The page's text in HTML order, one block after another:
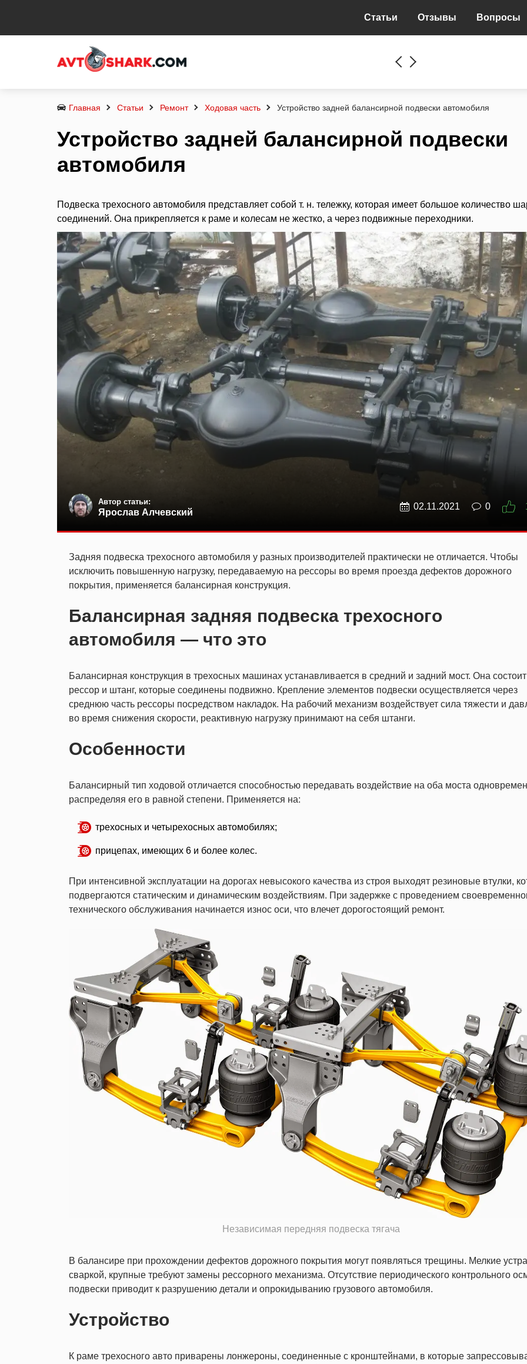
Статьи Отзывы Вопросы
Главная Статьи Ремонт Ходовая часть Устройство задней балансирной подвески автомобиля
Устройство задней балансирной подвески
автомобиля
Подвеска трехосного автомобиля представляет собой т. н. тележку, которая имеет большое количество
соединений. Она прикрепляется к раме и колесам не жестко, а через подвижные переходники.
Автор статьи:
Ярослав Алчевский
02.11.2021 0
Задняя подвеска трехосного автомобиля у разных производителей практически не отличается. Чтобы
исключить повышенную нагрузку, передаваемую на рессоры во время проезда дефектов дорожного
покрытия, применяется балансирная конструкция.
Балансирная задняя подвеска трехосного
автомобиля — что это
Балансирная конструкция в трехосных машинах устанавливается в средний и задний мост. Она
рессор и штанг, которые соединены подвижно. Крепление элементов подвески осуществляется через
среднюю часть рессоры посредством накладок. На рабочий механизм воздействует сила тяжести и
во время снижения скорости, реактивную нагрузку принимают на себя штанги.
Особенности
Балансирный тип ходовой отличается способностью передавать воздействие на оба моста
распределяя его в равной степени. Применяется на:
трехосных и четырехосных автомобилях;
прицепах, имеющих 6 и более колес.
При интенсивной эксплуатации на дорогах невысокого качества из строя выходят резиновые втулки,
подвергаются статическим и динамическим воздействиям. При задержке с проведением
технического обслуживания начинается износ оси, что влечет дорогостоящий ремонт.
Независимая передняя подвеска тягача
В балансире при прохождении дефектов дорожного покрытия могут появляться трещины. Мелкие
сваркой, крупные требуют замены рессорного механизма. Отсутствие периодического контрольного
подвески приводит к разрушению детали и опрокидыванию грузового автомобиля.
Устройство
К раме трехосного авто приварены лонжероны, соединенные с кронштейнами, в которые